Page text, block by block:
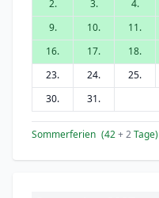
2.
3. 4.
9.
10. 11.
16.
17. 18.
23.
24. 25.
30.
31.
Sommerferien (42+ 2Tage)